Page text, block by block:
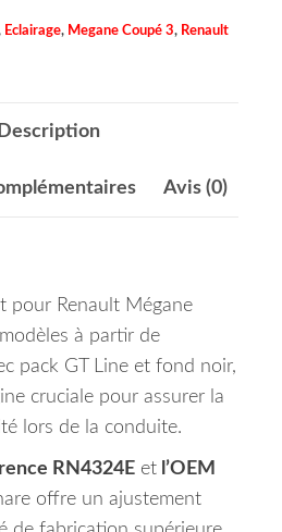
Eclairage, Megane Coupé 3, Renault
Description
Avis (0)
pour Renault Mégane
à partir de
pack GT Line et fond noir,
cruciale pour assurer la
lors de la conduite.
RN4324E et l’OEM
offre un ajustement